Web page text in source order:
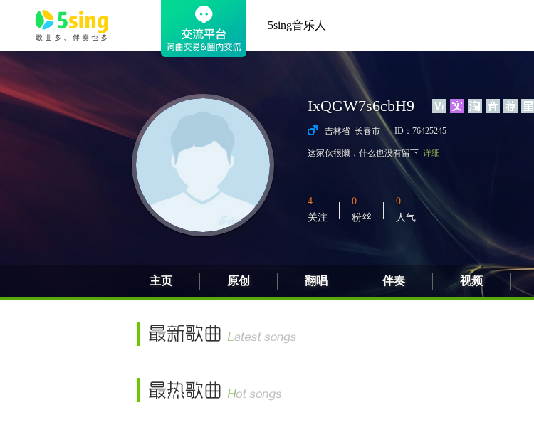
5sing音乐人
IxQGW7s6cbH9
吉林省 长春市 ID：76425245
这家伙很懒，什么也没有留下 详细
4
关注
0
粉丝
0
人气
主页 原创 翻唱 伴奏 视频